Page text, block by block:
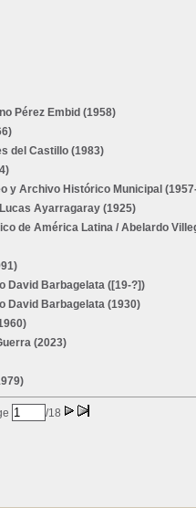
Pérez Embid (1958)
del Castillo (1983)
y Archivo Histórico Municipal
Ayarragaray (1925)
de América Latina / Abelardo
David Barbagelata ([19-?])
David Barbagelata (1930)
(2023)
/18